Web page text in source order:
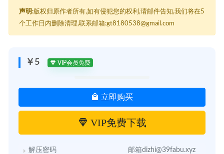
声明:版权归原作者所有,如有侵犯您的权利,请邮件告知,我们将在5
个工作日内删除清理,联系邮箱:gt8180538@gmail.com
￥5 VIP会员免费
立即购买
VIP免费下载
解压密码 邮箱dizhi@39fabu.xyz